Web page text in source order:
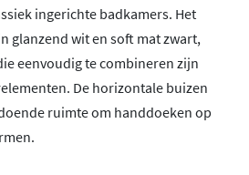
ingerichte badkamers. Het
glanzend wit en soft mat zwart,
eenvoudig te combineren zijn
De horizontale buizen
ruimte om handdoeken op